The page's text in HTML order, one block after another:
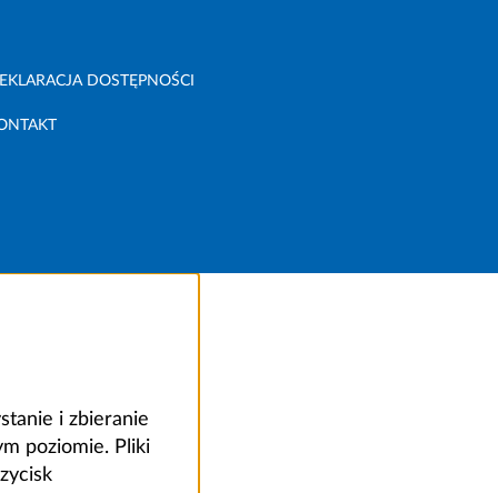
DOSTĘPNOŚCI
i zbieranie
poziomie. Pliki